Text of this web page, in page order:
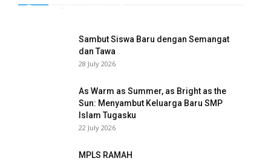
Tugasku -
Sambut Siswa Baru dengan Semangat
dan Tawa
28 July 2026
As Warm as Summer, as Bright as the
Sun: Menyambut Keluarga Baru SMP
Islam Tugasku
22 July 2026
MPLS RAMAH